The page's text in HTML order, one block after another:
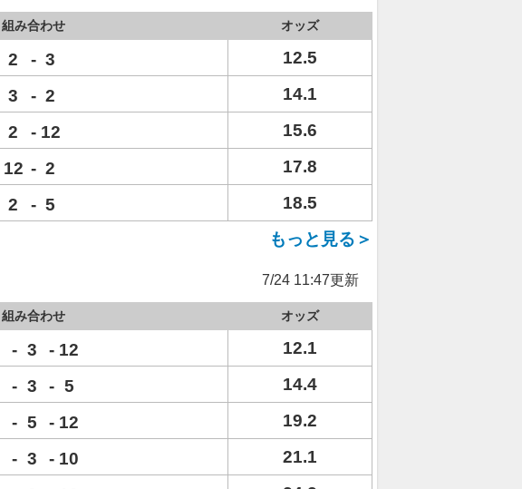
組み合わせ オッズ
2 - 3
12.5
3 - 2
14.1
2 - 12
15.6
12 - 2
17.8
2 - 5
18.5
もっと見る＞
7/24 11:47更新
組み合わせ オッズ
- 3 - 12
12.1
- 3 - 5
14.4
- 5 - 12
19.2
- 3 - 10
21.1